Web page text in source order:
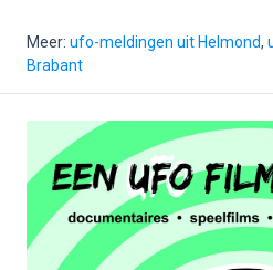
Meer: ufo-meldingen uit Helmond,
Brabant